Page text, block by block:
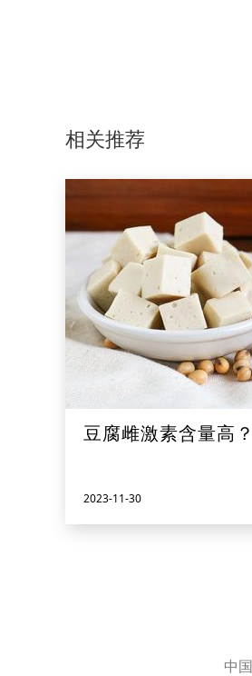
相关推荐
豆腐雌激素含量高？
2023-11-30
中